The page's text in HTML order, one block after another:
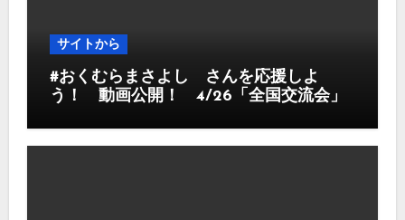
サイトから
#おくむらまさよし さんを応援しよ
う！ 動画公開！ 4/26「全国交流会」